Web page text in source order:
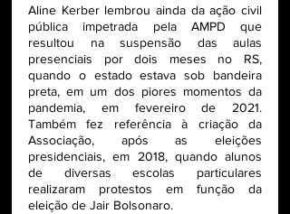
Aline Kerber lembrou ainda da ação civil
pública impetrada pela AMPD que
resultou na suspensão das aulas
presenciais por dois meses no RS,
quando o estado estava sob bandeira
preta, em um dos piores momentos da
pandemia, em fevereiro de 2021.
Também fez referência à criação da
Associação, após as eleições
presidenciais, em 2018, quando alunos
de diversas escolas particulares
realizaram protestos em função da
eleição de Jair Bolsonaro.